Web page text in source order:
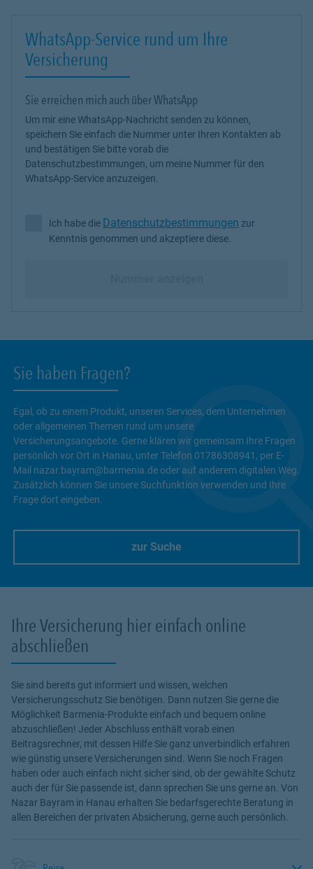
WhatsApp-Service rund um Ihre
Versicherung
Sie erreichen mich auch über WhatsApp
Um mir eine WhatsApp-Nachricht senden zu können,
speichern Sie einfach die Nummer unter Ihren Kontakten ab
und bestätigen Sie bitte vorab die
Datenschutzbestimmungen, um meine Nummer für den
WhatsApp-Service anzuzeigen.
Ich habe die Datenschutzbestimmungen zur Kenntnis
Ich habe die Datenschutzbestimmungen zur
Kenntnis genommen und akzeptiere diese.
Sie haben Fragen?
Egal, ob zu einem Produkt, unseren Services, dem Unternehmen
oder allgemeinen Themen rund um unsere
Versicherungsangebote. Gerne klären wir gemeinsam Ihre Fragen
persönlich vor Ort in Hanau, unter Telefon 01786308941, per E-
Mail nazar.bayram@barmenia.de oder auf anderem digitalen Weg.
Zusätzlich können Sie unsere Suchfunktion verwenden und Ihre
Frage dort eingeben.
zur Suche
Ihre Versicherung hier einfach online
abschließen
Sie sind bereits gut informiert und wissen, welchen
Versicherungsschutz Sie benötigen. Dann nutzen Sie gerne die
Möglichkeit Barmenia-Produkte einfach und bequem online
abzuschließen! Jeder Abschluss enthält vorab einen
Beitragsrechner, mit dessen Hilfe Sie ganz unverbindlich erfahren
wie günstig unsere Versicherungen sind. Wenn Sie noch Fragen
haben oder auch einfach nicht sicher sind, ob der gewählte Schutz
auch der für Sie passende ist, dann sprechen Sie uns gerne an. Von
Nazar Bayram in Hanau erhalten Sie bedarfsgerechte Beratung in
allen Bereichen der privaten Absicherung, gerne auch persönlich.